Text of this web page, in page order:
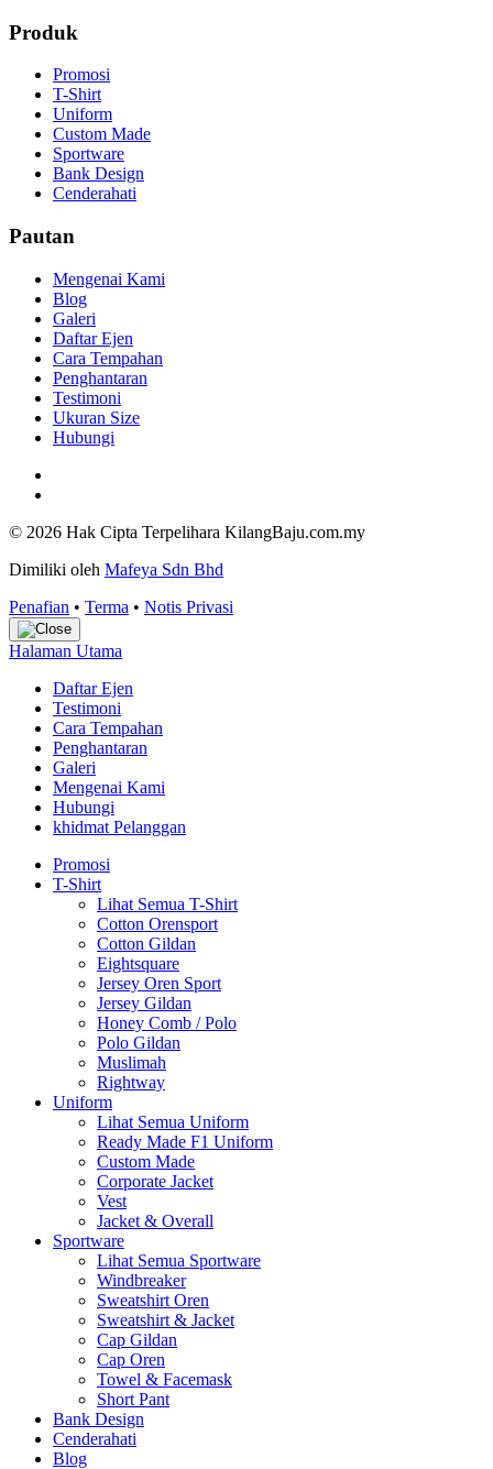
Produk
Promosi
T-Shirt
Uniform
Custom Made
Sportware
Bank Design
Cenderahati
Pautan
Mengenai Kami
Blog
Galeri
Daftar Ejen
Cara Tempahan
Penghantaran
Testimoni
Ukuran Size
Hubungi
© 2026 Hak Cipta Terpelihara KilangBaju.com.my
Dimiliki oleh Mafeya Sdn Bhd
Penafian • Terma • Notis Privasi
Halaman Utama
Daftar Ejen
Testimoni
Cara Tempahan
Penghantaran
Galeri
Mengenai Kami
Hubungi
khidmat Pelanggan
Promosi
T-Shirt
Lihat Semua T-Shirt
Cotton Orensport
Cotton Gildan
Eightsquare
Jersey Oren Sport
Jersey Gildan
Honey Comb / Polo
Polo Gildan
Muslimah
Rightway
Uniform
Lihat Semua Uniform
Ready Made F1 Uniform
Custom Made
Corporate Jacket
Vest
Jacket & Overall
Sportware
Lihat Semua Sportware
Windbreaker
Sweatshirt Oren
Sweatshirt & Jacket
Cap Gildan
Cap Oren
Towel & Facemask
Short Pant
Bank Design
Cenderahati
Blog